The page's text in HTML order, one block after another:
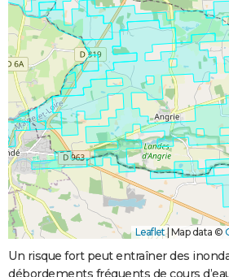
Leaflet| Map data ©
Un risque fort peut entraîner des
débordements fréquents de cours